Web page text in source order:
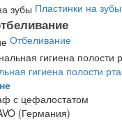
Пластинки на зубы
Отбеливание
гигиена полости рта
с цефалостатом
(Германия)